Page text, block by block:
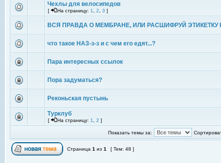
Чехлы для велосипедов
[ На страницу: 1 2 3 ]
ВСЯ ПРАВДА О МЕМБРАНЕ, ИЛИ РАСШИФРУЙ ЭТИКЕТКУ
что такое НАЗ-з-з и с чем его едят...?
Пара интересных ссылок
Пора задуматься?
Реконьская пустынь
Турклуб
[ На страницу: 1 2 ]
Показать темы за:
Страница 1 из 1 [ Тем: 48 ]